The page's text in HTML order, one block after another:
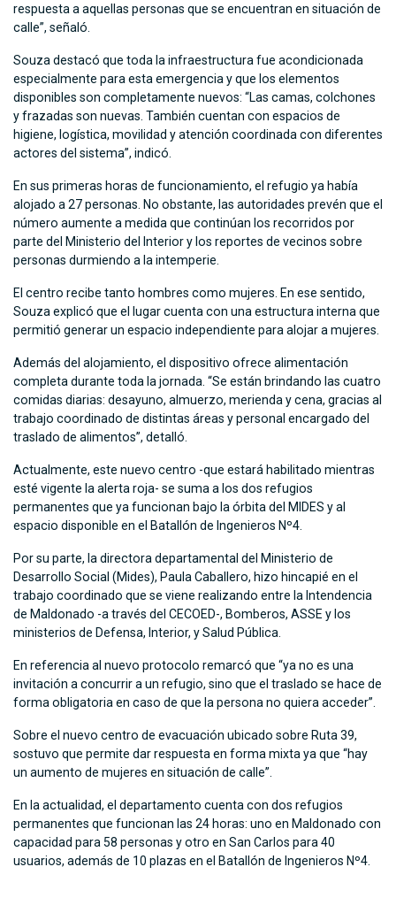
respuesta a aquellas personas que se encuentran en situación de
calle”, señaló.
Souza destacó que toda la infraestructura fue acondicionada
especialmente para esta emergencia y que los elementos
disponibles son completamente nuevos: “Las camas, colchones
y frazadas son nuevas. También cuentan con espacios de
higiene, logística, movilidad y atención coordinada con diferentes
actores del sistema”, indicó.
En sus primeras horas de funcionamiento, el refugio ya había
alojado a 27 personas. No obstante, las autoridades prevén que el
número aumente a medida que continúan los recorridos por
parte del Ministerio del Interior y los reportes de vecinos sobre
personas durmiendo a la intemperie.
El centro recibe tanto hombres como mujeres. En ese sentido,
Souza explicó que el lugar cuenta con una estructura interna que
permitió generar un espacio independiente para alojar a mujeres.
Además del alojamiento, el dispositivo ofrece alimentación
completa durante toda la jornada. “Se están brindando las cuatro
comidas diarias: desayuno, almuerzo, merienda y cena, gracias al
trabajo coordinado de distintas áreas y personal encargado del
traslado de alimentos”, detalló.
Actualmente, este nuevo centro -que estará habilitado mientras
esté vigente la alerta roja- se suma a los dos refugios
permanentes que ya funcionan bajo la órbita del MIDES y al
espacio disponible en el Batallón de Ingenieros Nº4.
Por su parte, la directora departamental del Ministerio de
Desarrollo Social (Mides), Paula Caballero, hizo hincapié en el
trabajo coordinado que se viene realizando entre la Intendencia
de Maldonado -a través del CECOED-, Bomberos, ASSE y los
ministerios de Defensa, Interior, y Salud Pública.
En referencia al nuevo protocolo remarcó que “ya no es una
invitación a concurrir a un refugio, sino que el traslado se hace de
forma obligatoria en caso de que la persona no quiera acceder”.
Sobre el nuevo centro de evacuación ubicado sobre Ruta 39,
sostuvo que permite dar respuesta en forma mixta ya que “hay
un aumento de mujeres en situación de calle”.
En la actualidad, el departamento cuenta con dos refugios
permanentes que funcionan las 24 horas: uno en Maldonado con
capacidad para 58 personas y otro en San Carlos para 40
usuarios, además de 10 plazas en el Batallón de Ingenieros Nº4.